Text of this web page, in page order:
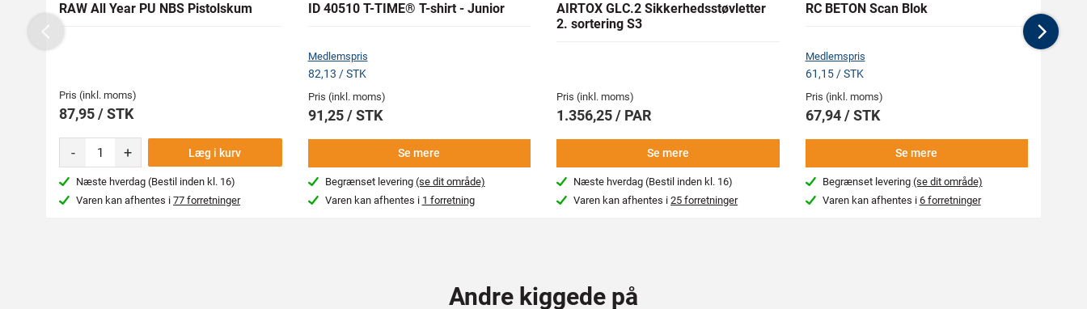
RAW All Year PU NBS Pistolskum
Pris (inkl. moms)
87,95 / STK
- + Læg i kurv
Næste hverdag (Bestil inden kl. 16)
Varen kan afhentes i77 forretninger
ID 40510 T-TIME® T-shirt - Junior
Medlemspris
82,13 / STK
Pris (inkl. moms)
91,25 / STK
Se mere
Begrænset levering (se dit område)
Varen kan afhentes i 1 forretning
AIRTOX GLC.2 Sikkerhedsstøvletter
2. sortering S3
Pris (inkl. moms)
1.356,25 / PAR
Se mere
Næste hverdag (Bestil inden kl. 16)
Varen kan afhentes i25 forretninger
RC BETON Scan Blok
Medlemspris
61,15 / STK
Pris (inkl. moms)
67,94 / STK
Se mere
Begrænset levering (se dit område)
Varen kan afhentes i 6 forretninger
Previous
Andre kiggede på